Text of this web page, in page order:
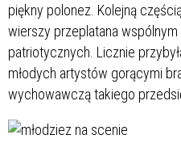
piękny polonez. Kolejną
wierszy przeplatana
patriotycznych. Licznie
młodych artystów gorącymi
wychowawczą takiego